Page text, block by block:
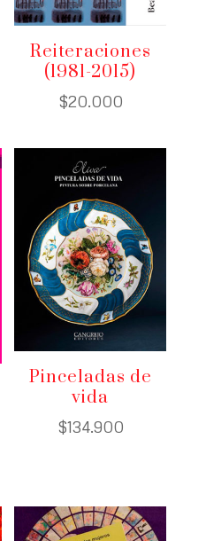
Reiteraciones
(1981-2015)
$20.000
Pinceladas de
vida
$134.900